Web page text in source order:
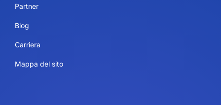
Partner
Blog
Carriera
Mappa del sito